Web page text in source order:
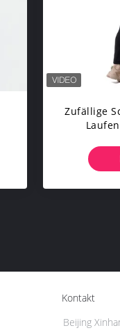
Zufällige
Kontakt
Beijing